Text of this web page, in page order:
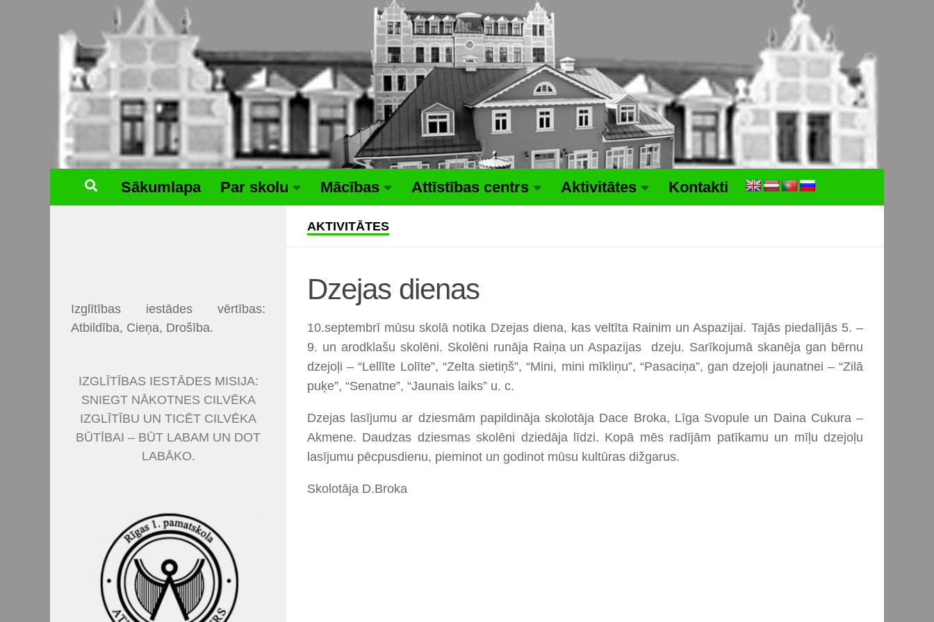
Sākumlapa Par skolu Mācības Attīstības centrs Aktivitātes Kontakti
AKTIVITĀTES
Dzejas dienas
10.septembrī mūsu skolā notika Dzejas diena, kas veltīta Rainim un Aspazijai. Tajās piedalījās 5. –
9. un arodklašu skolēni. Skolēni runāja Raiņa un Aspazijas dzeju. Sarīkojumā skanēja gan bērnu
dzejoļi – “Lellīte Lolīte”, “Zelta sietiņš”, “Mini, mini mīkliņu”, “Pasaciņa”, gan dzejoļi jaunatnei – “Zilā
puķe”, “Senatne”, “Jaunais laiks” u. c.
Dzejas lasījumu ar dziesmām papildināja skolotāja Dace Broka, Līga Svopule un Daina Cukura –
Akmene. Daudzas dziesmas skolēni dziedāja līdzi. Kopā mēs radījām patīkamu un mīļu dzejoļu
lasījumu pēcpusdienu, pieminot un godinot mūsu kultūras dižgarus.
Skolotāja D.Broka
Izglītības iestādes vērtības:
Atbildība, Cieņa, Drošība.
IZGLĪTĪBAS IESTĀDES MISIJA:
SNIEGT NĀKOTNES CILVĒKA
IZGLĪTĪBU UN TICĒT CILVĒKA
BŪTĪBAI – BŪT LABAM UN DOT
LABĀKO.